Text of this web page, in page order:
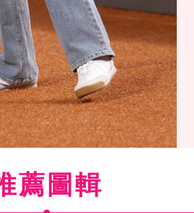
巨蛋開球。（圖／記者鄭孟晃攝
薦圖輯